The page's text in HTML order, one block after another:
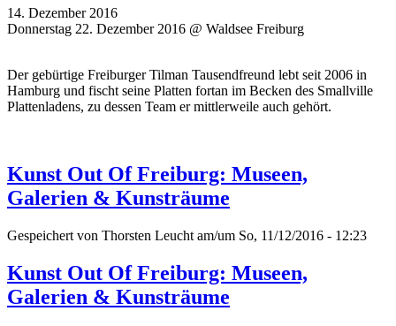
14. Dezember 2016
Donnerstag 22. Dezember 2016 @ Waldsee Freiburg
Der gebürtige Freiburger Tilman Tausendfreund lebt seit 2006 in
Hamburg und fischt seine Platten fortan im Becken des Smallville
Plattenladens, zu dessen Team er mittlerweile auch gehört.
Kunst Out Of Freiburg: Museen,
Galerien & Kunsträume
Gespeichert von Thorsten Leucht am/um So, 11/12/2016 - 12:23
Kunst Out Of Freiburg: Museen,
Galerien & Kunsträume